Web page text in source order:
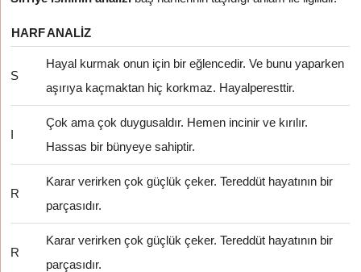
HARFANALIZ
S
Hayal kurmak onun için bir eğlencedir. Ve bunu yaparken
aşırıya kaçmaktan hiç korkmaz. Hayalperesttir.
I
Çok ama çok duygusaldır. Hemen incinir ve kırılır.
Hassas bir bünyeye sahiptir.
R
Karar verirken çok güçlük çeker. Tereddüt hayatının bir
parçasıdır.
R
Karar verirken çok güçlük çeker. Tereddüt hayatının bir
parçasıdır.